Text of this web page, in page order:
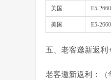
美国 E5-
美国 E5-
五、老客邀新返利
老客邀新返利：（